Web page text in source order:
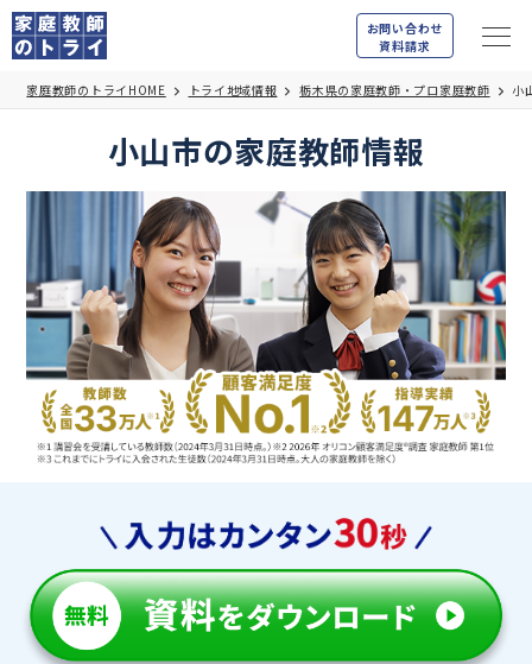
お問い合わせ
資料請求
家庭教師のトライHOME トライ地域情報 栃木県の家庭教師・プロ家庭教師 小
小山市の家庭教師情報